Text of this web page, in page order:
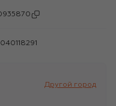
Другой город